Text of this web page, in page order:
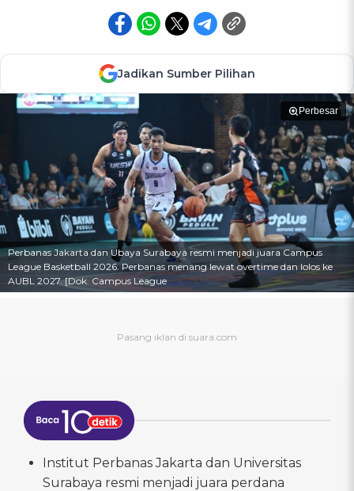
Jadikan Sumber Pilihan
Perbesar
Perbanas Jakarta dan Ubaya Surabaya resmi menjadi juara Campus
League Basketball 2026. Perbanas menang lewat overtime dan lolos ke
AUBL 2027. [Dok. Campus League
Institut Perbanas Jakarta dan Universitas
Surabaya resmi menjadi juara perdana